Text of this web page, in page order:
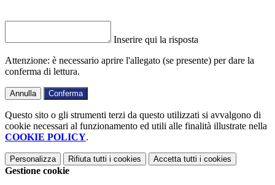
Inserire qui la risposta
Attenzione: è necessario aprire l'allegato (se presente) per dare la
conferma di lettura.
Annulla Conferma
Questo sito o gli strumenti terzi da questo utilizzati si avvalgono di
cookie necessari al funzionamento ed utili alle finalità illustrate nella
COOKIE POLICY.
Personalizza Rifiuta tutti i cookies Accetta tutti i cookies
Gestione cookie